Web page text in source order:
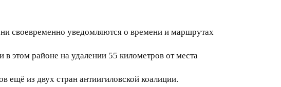
своевременно уведомляются о времени и маршрутах
этом районе на удалении 55 километров от места
из двух стран антиигиловской коалиции.